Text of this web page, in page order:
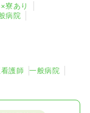
一時募集休止
寮あり
病院
護師
一般病院